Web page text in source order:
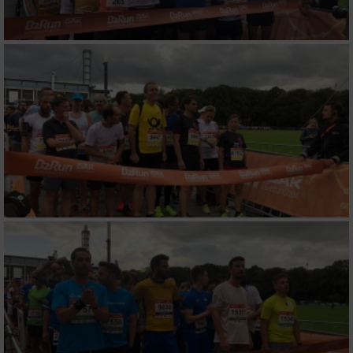
Verwendung genauer Standortdaten
Geräte anhand von aktiv angeforderten
Informationen identifizieren
Nicht-IAB-Verarbeitungszwecke:
Notwendig
Performance
Funktional
Werbung